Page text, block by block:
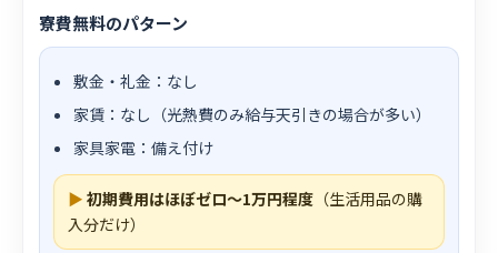
寮費無料のパターン
敷金・礼金：なし
家賃：なし（光熱費のみ給与天引きの場合が多い）
家具家電：備え付け
▶ 初期費用はほぼゼロ〜1万円程度 （生活用品の購
入分だけ）